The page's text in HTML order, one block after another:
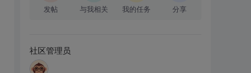
发帖 与我相关 我的任务 分享
社区管理员